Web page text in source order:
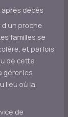
décès
proche
familles se
et parfois
de cette
gérer les
lieu où la
de